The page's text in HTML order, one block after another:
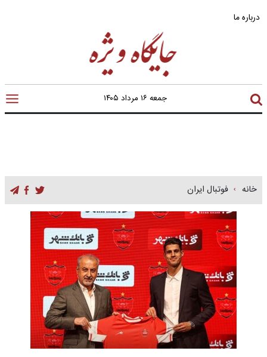
درباره ما
جمعه ۱۶ مرداد ۱۴۰۵
خانه فوتبال ایران